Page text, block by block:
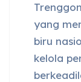
yang
biru
kelola